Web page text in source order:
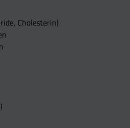
Cholesterin)